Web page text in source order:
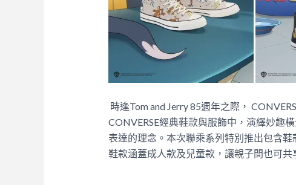
時逢Tom and Jerry 85週年之際，
CONVERSE經典鞋款與服飾中，演繹妙趣
表達的理念。本次聯乘系列特別推出包含
鞋款涵蓋成人款及兒童款，讓親子間也可共